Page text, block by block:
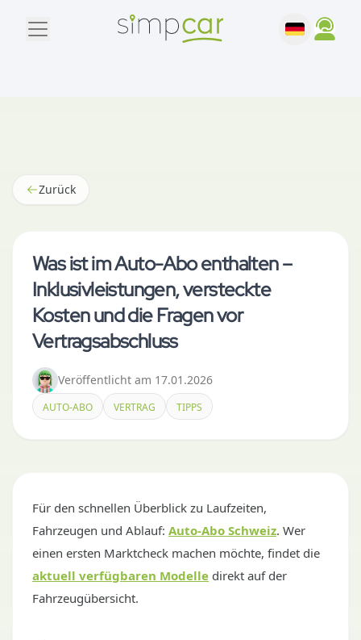
Zurück
Was ist im Auto-Abo enthalten –
Inklusivleistungen, versteckte
Kosten und die Fragen vor
Vertragsabschluss
Veröffentlicht am 17.01.2026
AUTO-ABO VERTRAG TIPPS
Für den schnellen Überblick zu Laufzeiten,
Fahrzeugen und Ablauf: Auto-Abo Schweiz. Wer
einen ersten Marktcheck machen möchte, findet die
aktuell verfügbaren Modelle direkt auf der
Fahrzeugübersicht.